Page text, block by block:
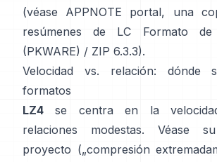
(véase
APPNOTE portal, una
resúmenes de LC
Formato
(PKWARE) / ZIP 6.3.3).
Velocidad vs. relación: dónde
formatos
LZ4 se centra en la
relaciones modestas. Véase su
proyecto („compresión